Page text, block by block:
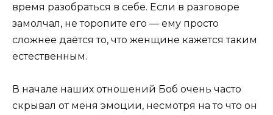
время разобраться в себе. Если в разговоре
замолчал, не торопите его — ему просто
сложнее даётся то, что женщине кажется таким
естественным.
В начале наших отношений Боб очень часто
скрывал от меня эмоции, несмотря на то что он